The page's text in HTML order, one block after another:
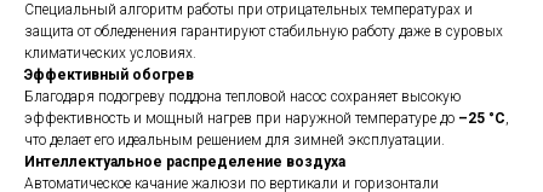
Специальный алгоритм работы при отрицательных температурах и
защита от обледенения гарантируют стабильную работу даже в суровых
климатических условиях.
Эффективный обогрев
Благодаря подогреву поддона тепловой насос сохраняет высокую
эффективность и мощный нагрев при наружной температуре до –25 °C,
что делает его идеальным решением для зимней эксплуатации.
Интеллектуальное распределение воздуха
Автоматическое качание жалюзи по вертикали и горизонтали